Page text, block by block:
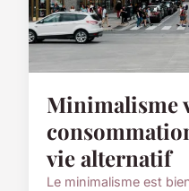
Minimalisme
vie alternatif
Le minimalisme est